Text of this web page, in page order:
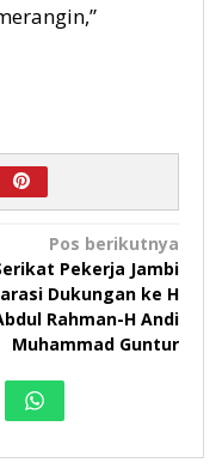
Pos berikutnya
Pekerja Jambi
Dukungan ke H
Rahman-H Andi
Muhammad Guntur